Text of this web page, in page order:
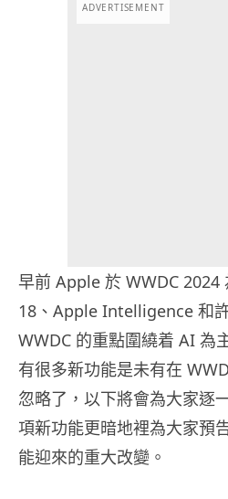
ADVERTISEMENT
早前 Apple 於 WWDC 2024
18、Apple Intelligence 和
WWDC 的重點圍繞着 AI 為
有很多新功能是未有在
忽略了，以下將會為大家逐
項新功能更暗地裡為大家預
能迎來的重大改變。